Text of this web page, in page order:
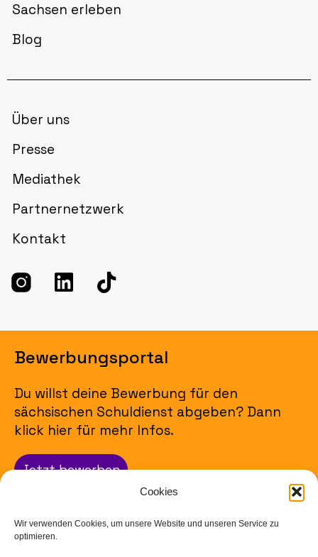
Cookies
Wir verwenden Cookies, um unsere Website und unseren Service zu
optimieren.
Sachsen erleben
Blog
Über uns
Presse
Mediathek
Partnernetzwerk
Kontakt
Bewerbungsportal
Du willst deine Bewerbung für den
sächsischen Schuldienst abgeben? Dann
klick hier für mehr Infos.
Jetzt bewerben
Impressum